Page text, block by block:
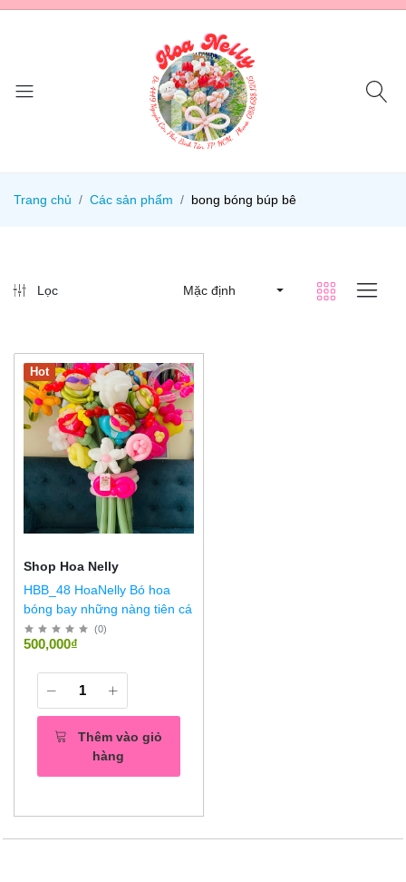
Trang chủ Các sản phẩm bong bóng búp bê
Lọc Mặc định
Hot
Shop Hoa Nelly
HBB_48 HoaNelly Bó hoa
bóng bay những nàng tiên cá
(0)
500,000₫
Thêm vào giỏ
hàng